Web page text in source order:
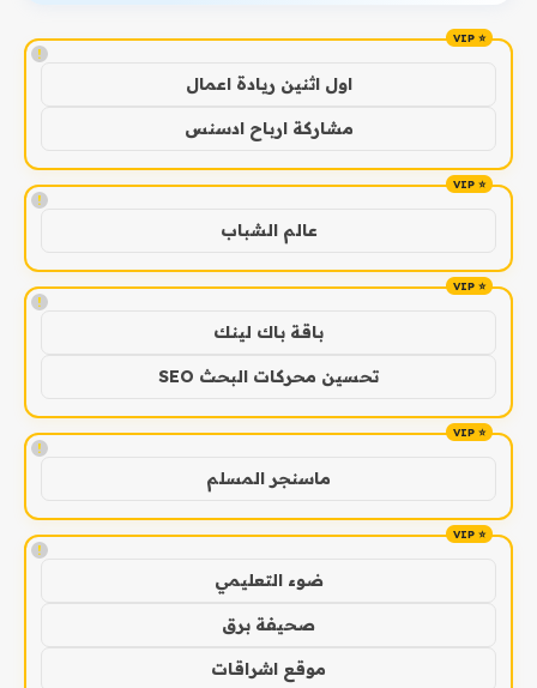
!
اول اثنين ريادة اعمال
مشاركة ارباح ادسنس
!
عالم الشباب
!
باقة باك لينك
تحسين محركات البحث SEO
!
ماسنجر المسلم
!
ضوء التعليمي
صحيفة برق
موقع اشراقات